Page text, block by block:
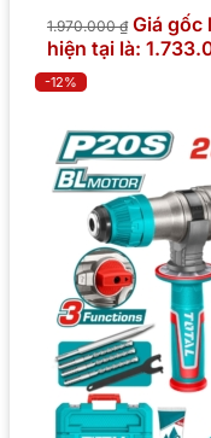
1.970.000₫ Giá gốc
hiện tại là:
-12%